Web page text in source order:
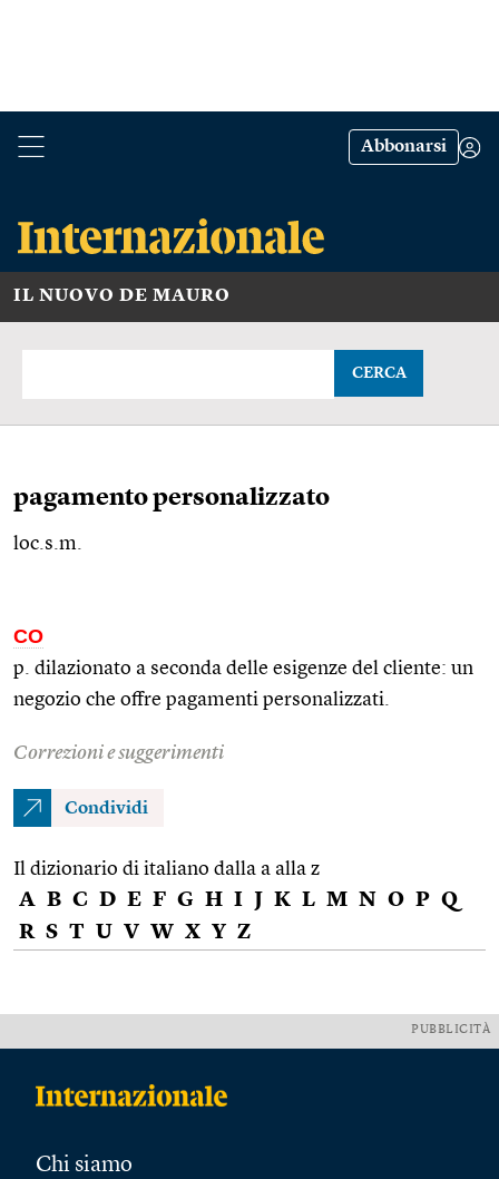
Abbonarsi
IL NUOVO DE MAURO
CERCA
pagamento personalizzato
loc.s.m.
CO
p. dilazionato a seconda delle esigenze del cliente: un
negozio che offre pagamenti personalizzati.
Correzioni e suggerimenti
Condividi
Il dizionario di italiano dalla a alla z
A B C D E F G H I J K L M N O P Q
R S T U V W X Y Z
PUBBLICITÀ
Chi siamo